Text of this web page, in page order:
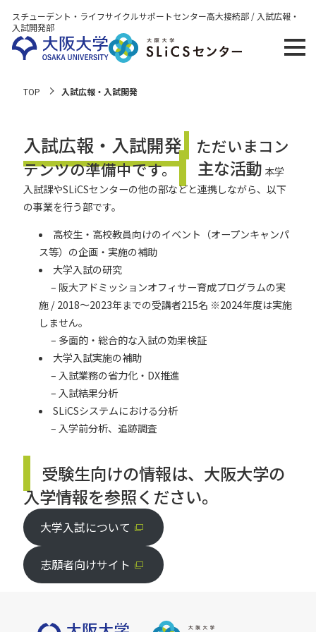
スチューデント・ライフサイクルサポートセンター高大接続部 / 入試広報・
入試開発部
TOP 入試広報・入試開発
入試広報・入試開発
ただいまコン
テンツの準備中です。
主な活動 本学
入試課やSLiCSセンターの他の部などと連携しながら、以下
の事業を行う部です。
高校生・高校教員向けのイベント（オープンキャンパ
ス等）の企画・実施の補助
大学入試の研究
– 阪大アドミッションオフィサー育成プログラムの実
施 / 2018～2023年までの受講者215名 ※2024年度は実施
しません。
– 多面的・総合的な入試の効果検証
大学入試実施の補助
– 入試業務の省力化・DX推進
– 入試結果分析
SLiCSシステムにおける分析
– 入学前分析、追跡調査
受験生向けの情報は、大阪大学の
入学情報を参照ください。
大学入試について
志願者向けサイト